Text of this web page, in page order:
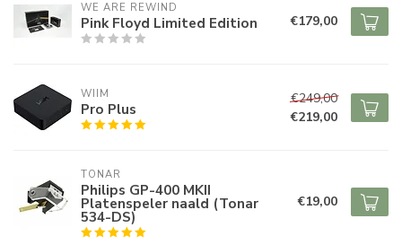
WE ARE REWIND
Pink Floyd Limited Edition €179,00
WIIM
Pro Plus
€249,00
€219,00
TONAR
Philips GP-400 MKII
Platenspeler naald (Tonar
534-DS)
€19,00